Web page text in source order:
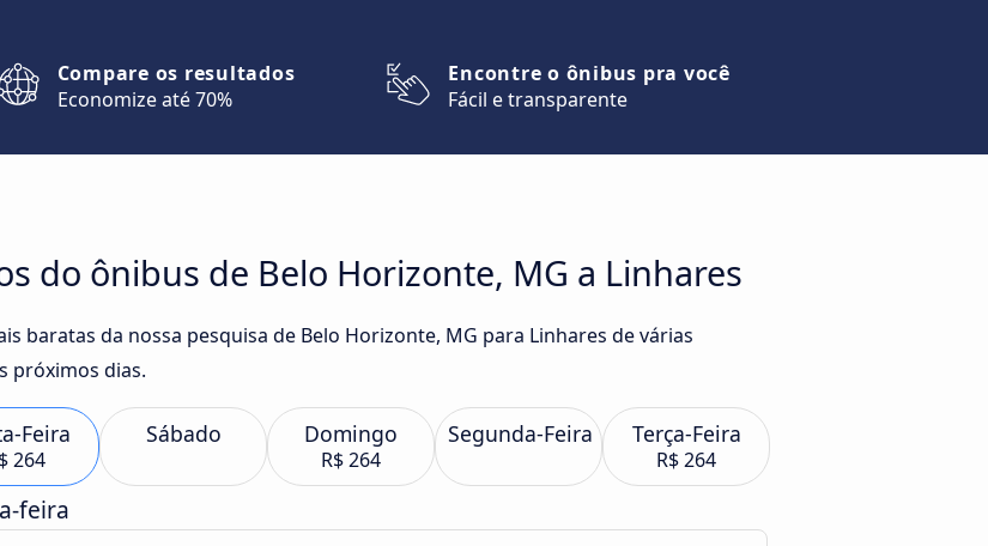
Compare os resultados
Economize até 70%
Encontre o ônibus pra você
Fácil e transparente
do ônibus de Belo Horizonte, MG a Linhares
baratas da nossa pesquisa de Belo Horizonte, MG para Linhares de várias
próximos dias.
Feira
264
Sábado Domingo
R$ 264
Segunda-Feira Terça-Feira
R$ 264
feira